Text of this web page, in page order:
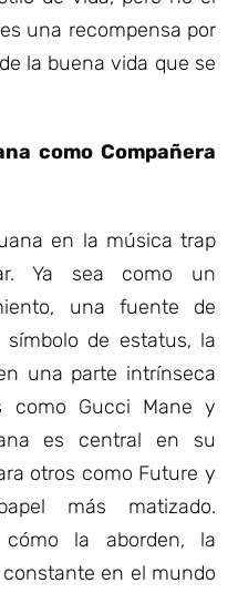
una recompensa por
la buena vida que se
como Compañera
en la música trap
Ya sea como un
una fuente de
de estatus, la
una parte intrínseca
como Gucci Mane y
es central en su
otros como Future y
más matizado.
cómo la aborden, la
en el mundo